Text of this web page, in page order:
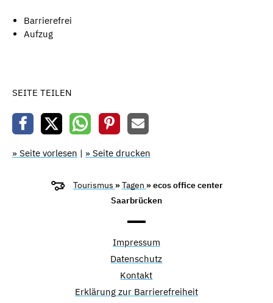
Barrierefrei
Aufzug
SEITE TEILEN
» Seite vorlesen | » Seite drucken
Tourismus »Tagen » ecos office center
Saarbrücken
Impressum
Datenschutz
Kontakt
Erklärung zur Barrierefreiheit